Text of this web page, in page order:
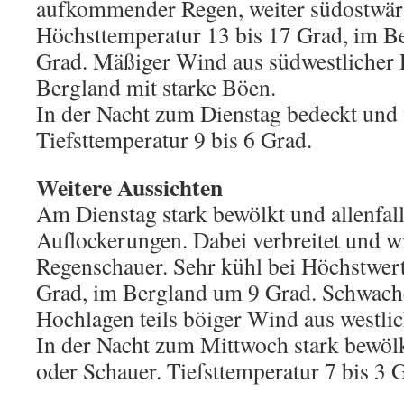
aufkommender Regen, weiter
Höchsttemperatur 13 bis 17 Grad, im
Grad. Mäßiger Wind aus
Bergland mit starke Böen.
In der Nacht zum Dienstag bedeckt
Tiefsttemperatur 9 bis 6 Grad.
Weitere Aussichten
Am Dienstag stark bewölkt und
Auflockerungen. Dabei verbreitet und
Regenschauer. Sehr kühl bei
Grad, im Bergland um 9 Grad.
Hochlagen teils böiger Wind aus
In der Nacht zum Mittwoch stark
oder Schauer. Tiefsttemperatur 7 bis 3